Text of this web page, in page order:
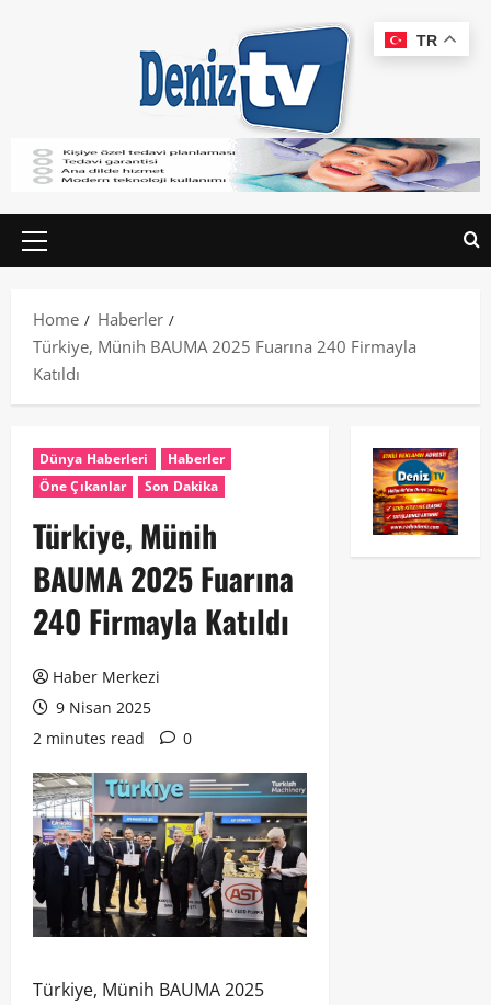
Home
Haberler
Türkiye, Münih BAUMA 2025 Fuarına 240 Firmayla
Katıldı
Dünya Haberleri
Haberler
Öne Çıkanlar
Son Dakika
Türkiye, Münih
BAUMA 2025 Fuarına
240 Firmayla Katıldı
Haber Merkezi
9 Nisan 2025
2 minutes read
0
Türkiye, Münih BAUMA 2025
TR